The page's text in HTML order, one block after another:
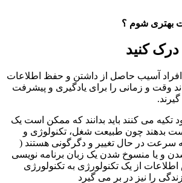
بهتری شوم ؟
درک کنید
افراد آسیب حاصل از داشتن و حفظ اطلاعات
وقت و زمانی را برای یادگیری و پیشرفت
تکیه می کنند باید بدانند که ممکن است یک
بدهند چون طبیعت شغل، تکنولوژی و
سرعت در حال تغییر و دگرگونی هستند (
شدن و یا منسوخ شدن یک زبان برنامه نویسی
از یک تکنولورژی به تکنولورژی
را نیز در بر می گیرد